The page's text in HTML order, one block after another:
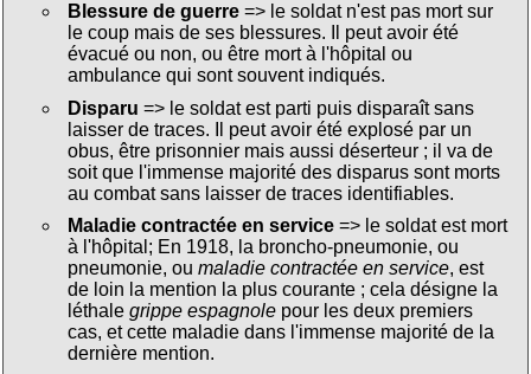
Blessure de guerre=> le soldat n'est pas mort sur
le coup mais de ses blessures. Il peut avoir été
évacué ou non, ou être mort à l'hôpital ou
ambulance qui sont souvent indiqués.
Disparu => le soldat est parti puis disparaît sans
laisser de traces. Il peut avoir été explosé par un
obus, être prisonnier mais aussi déserteur ; il va de
soit que l'immense majorité des disparus sont morts
au combat sans laisser de traces identifiables.
Maladie contractée en service=> le soldat est mort
à l'hôpital; En 1918, la broncho-pneumonie, ou
pneumonie, ou maladie contractée en service, est
de loin la mention la plus courante ; cela désigne la
léthale grippe espagnolepour les deux premiers
cas, et cette maladie dans l'immense majorité de la
dernière mention.